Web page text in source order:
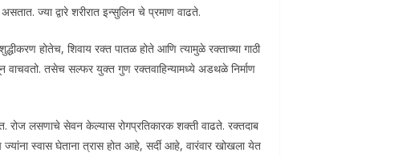
ज्या द्वारे शरीरात इन्सुलिन चे प्रमाण वाढते.
होतेच, शिवाय रक्त पातळ होते आणि त्यामुळे रक्ताच्या गाठी
वाचवतो. तसेच सल्फर युक्त गुण रक्तवाहिन्यामध्ये अडथळे निर्माण
रोज लसणाचे सेवन केल्यास रोगप्रतिकारक शक्ती वाढते. रक्तदाब
स्वास घेताना त्रास होत आहे, सर्दी आहे, वारंवार खोखला येत